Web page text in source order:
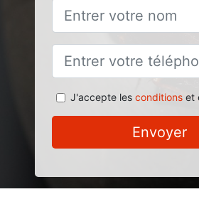
J'accepte les conditionset
Envoyer